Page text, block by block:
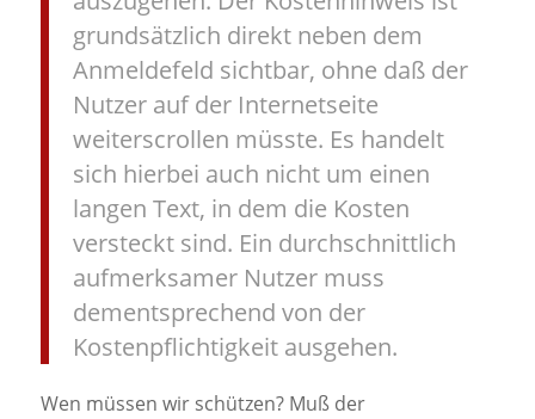
grundsätzlich direkt neben dem
Anmeldefeld sichtbar, ohne daß der
Nutzer auf der Internetseite
weiterscrollen müsste. Es handelt
sich hierbei auch nicht um einen
langen Text, in dem die Kosten
versteckt sind. Ein durchschnittlich
aufmerksamer Nutzer muss
dementsprechend von der
Kostenpflichtigkeit ausgehen.
Wen müssen wir schützen? Muß der